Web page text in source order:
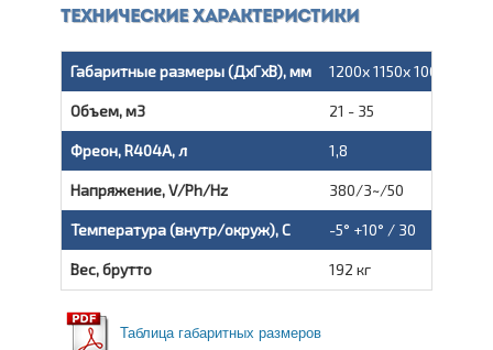
Технические характеристики
Габаритные размеры (ДxГxВ), мм 1200x 1150x 1000
Объем, м3 21 - 35
Фреон, R404A, л 1,8
Напряжение, V/Ph/Hz 380/3~/50
Температура (внутр/окруж), С -5° +10° / 30
Вес, брутто 192 кг
Таблица габаритных размеров